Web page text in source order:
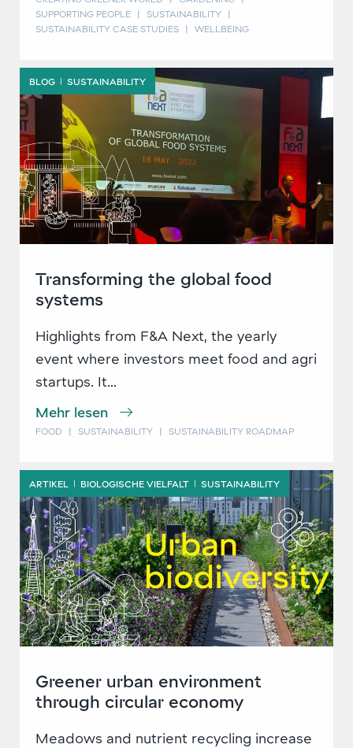
SUPPORTING PEOPLE
| SUSTAINABILITY
|
SUSTAINABILITY CASE STUDIES
| WELLBEING
Transforming the global food
systems
Highlights from F&A Next, the yearly
event where investors meet food and agri
startups. It...
Mehr lesen
FOOD | SUSTAINABILITY | SUSTAINABILITY ROADMAP
BLOG | SUSTAINABILITY
Greener urban environment
through circular economy
Meadows and nutrient recycling increase
ARTIKEL | BIOLOGISCHE VIELFALT | SUSTAINABILITY